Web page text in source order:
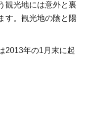
観光地には意外と裏
す。観光地の陰と陽
2013年の1 月末に起